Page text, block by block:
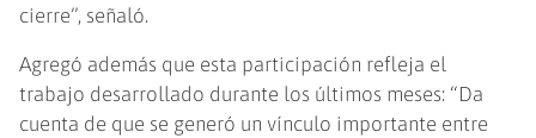
cierre”, señaló.
Agregó además que esta participación refleja el
trabajo desarrollado durante los últimos meses: “Da
cuenta de que se generó un vínculo importante entre